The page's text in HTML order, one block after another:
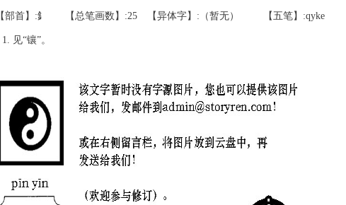
【部首】:釒 【总笔画数】:25 【异体字】:（暂无） 【五笔】:qyke
见“镶”。